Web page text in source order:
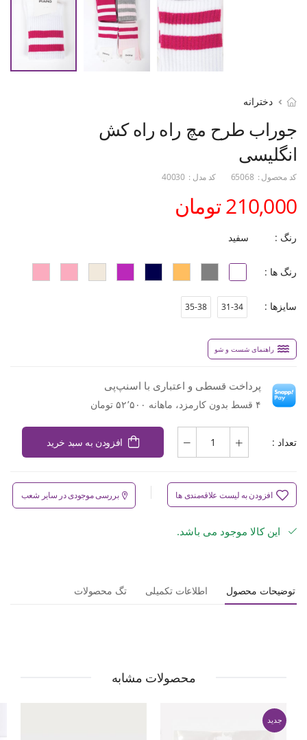
دخترانه
جوراب طرح مچ راه راه کش
انگلیسی
کد محصول : 65068 کد مدل : 40030
210,000 تومان
رنگ : سفید
رنگ ها :
سایزها : 31-34
35-38
راهنمای شست و شو
پرداخت قسطی و اعتباری با اسنپ‌پی
۴ قسط بدون کارمزد، ماهانه ۵۲٬۵۰۰ تومان
تعداد : افزودن به سبد خرید
افزودن به لیست علاقه‌مندی ها بررسی موجودی در سایر شعب
این کالا موجود می باشد.
توضیحات محصول اطلاعات تکمیلی تگ محصولات
محصولات مشابه
جدید